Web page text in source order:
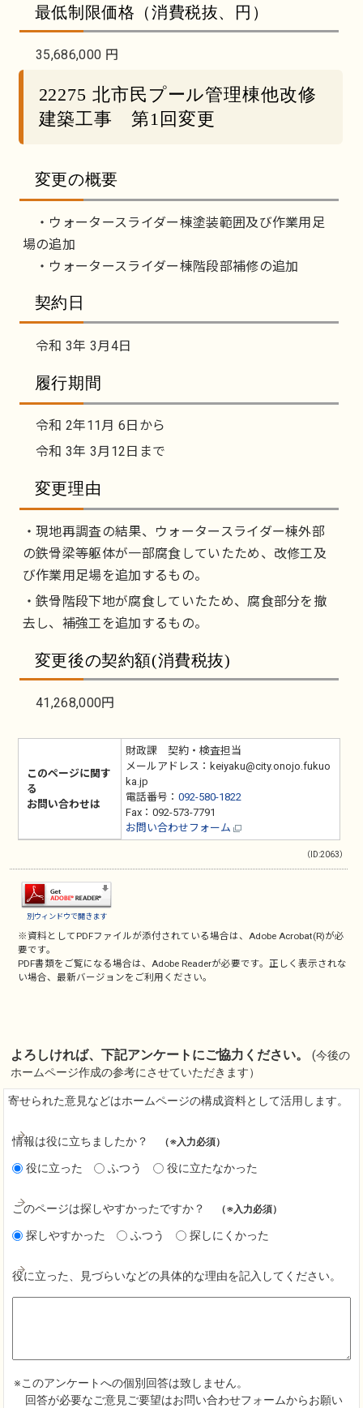
最低制限価格（消費税抜、円）
35,686,000 円
22275 北市民プール管理棟他改修
建築工事 第1回変更
変更の概要
・ウォータースライダー棟塗装範囲及び作業用足
場の追加
・ウォータースライダー棟階段部補修の追加
契約日
令和 3年 3月4日
履行期間
令和 2年11月 6日から
令和 3年 3月12日まで
変更理由
・現地再調査の結果、ウォータースライダー棟外部
の鉄骨梁等躯体が一部腐食していたため、改修工及
び作業用足場を追加するもの。
・鉄骨階段下地が腐食していたため、腐食部分を撤
去し、補強工を追加するもの。
変更後の契約額(消費税抜)
41,268,000円
このページに関す
る
お問い合わせは
財政課 契約・検査担当
メールアドレス：keiyaku@city.onojo.fukuo
ka.jp
電話番号： 092-580-1822
Fax：092-573-7791
お問い合わせフォーム
（ID:2063）
別ウィンドウで開きます
※資料としてPDFファイルが添付されている場合は、Adobe Acrobat(R)が必
要です。
PDF書類をご覧になる場合は、Adobe Readerが必要です。正しく表示されな
い場合、最新バージョンをご利用ください。